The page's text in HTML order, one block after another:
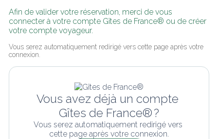
Afin de valider votre réservation, merci de vous
connecter à votre compte Gîtes de France® ou de créer
votre compte voyageur.
Vous serez automatiquement redirigé vers cette page après votre
connexion.
Vous avez déjà un compte
Gîtes de France® ?
Vous serez automatiquement redirigé vers
cette page après votre connexion.